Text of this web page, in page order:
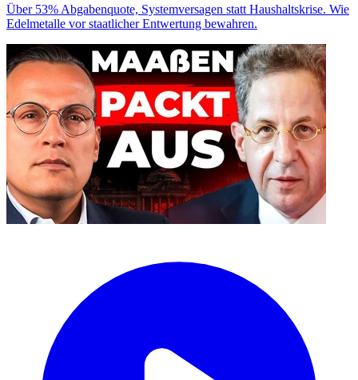
Über 53% Abgabenquote, Systemversagen statt Haushaltskrise. Wie
Edelmetalle vor staatlicher Entwertung bewahren.